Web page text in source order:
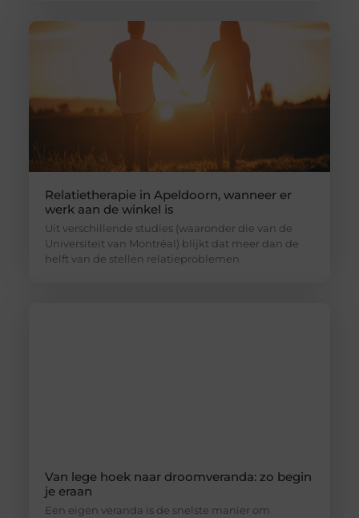
Relatietherapie in Apeldoorn, wanneer er
werk aan de winkel is
Uit verschillende studies (waaronder die van de
Universiteit van Montréal) blijkt dat meer dan de
helft van de stellen relatieproblemen
Van lege hoek naar droomveranda: zo begin
je eraan
Een eigen veranda is de snelste manier om